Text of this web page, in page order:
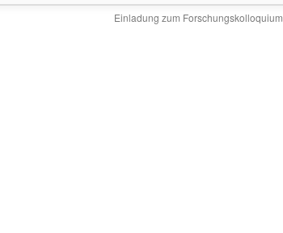
Einladung zum Forschungskolloquium